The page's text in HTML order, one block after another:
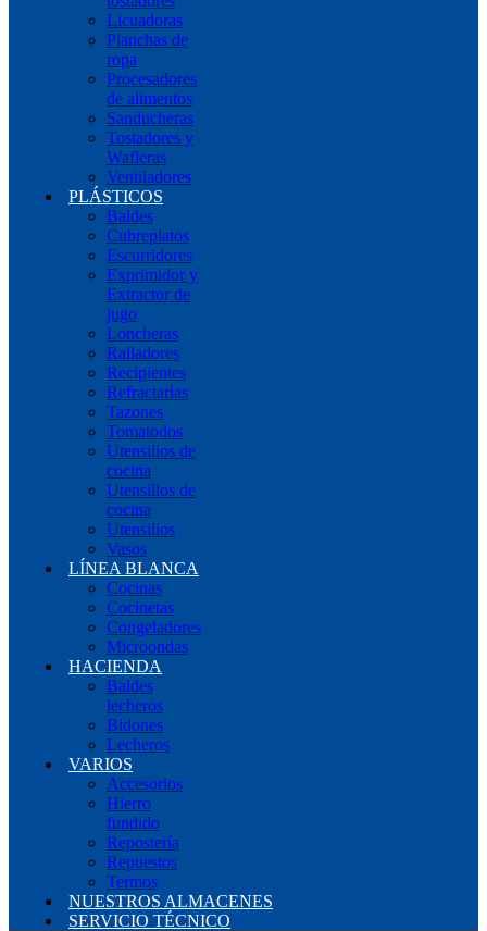
Licuadoras
Planchas de
ropa
Procesadores
de alimentos
Sanducheras
Tostadores y
Wafleras
Ventiladores
PLÁSTICOS
Baldes
Cubreplatos
Escurridores
Exprimidor y
Extractor de
jugo
Loncheras
Ralladores
Recipientes
Refractarias
Tazones
Tomatodos
Utensilios de
cocina
Utensillos de
cocina
Utensilios
Vasos
LÍNEA BLANCA
Cocinas
Cocinetas
Congeladores
Microondas
HACIENDA
Baldes
lecheros
Bidones
Lecheros
VARIOS
Accesorios
Hierro
fundido
Repostería
Repuestos
Termos
NUESTROS ALMACENES
SERVICIO TÉCNICO